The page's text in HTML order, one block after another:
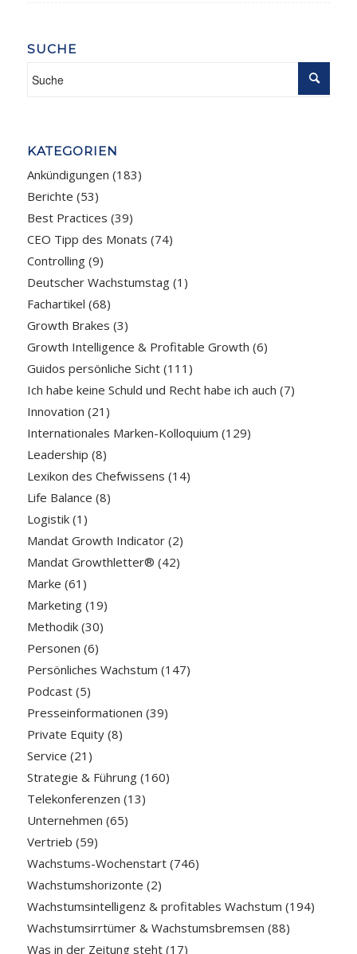
SUCHE
KATEGORIEN
Ankündigungen (183)
Berichte (53)
Best Practices (39)
CEO Tipp des Monats (74)
Controlling(9)
Deutscher Wachstumstag(1)
Fachartikel (68)
Growth Brakes (3)
Growth Intelligence & Profitable Growth (6)
Guidos persönliche Sicht(111)
Ich habe keine Schuld und Recht habe ich auch (7)
Innovation (21)
Internationales Marken-Kolloquium (129)
Leadership (8)
Lexikon des Chefwissens (14)
Life Balance (8)
Logistik(1)
Mandat Growth Indicator(2)
Mandat Growthletter® (42)
Marke (61)
Marketing(19)
Methodik(30)
Personen (6)
Persönliches Wachstum (147)
Podcast(5)
Presseinformationen (39)
Private Equity(8)
Service (21)
Strategie & Führung(160)
Telekonferenzen (13)
Unternehmen (65)
Vertrieb (59)
Wachstums-Wochenstart(746)
Wachstumshorizonte (2)
Wachstumsintelligenz & profitables Wachstum (194)
Wachstumsirrtümer & Wachstumsbremsen (88)
Was in der Zeitung steht(17)